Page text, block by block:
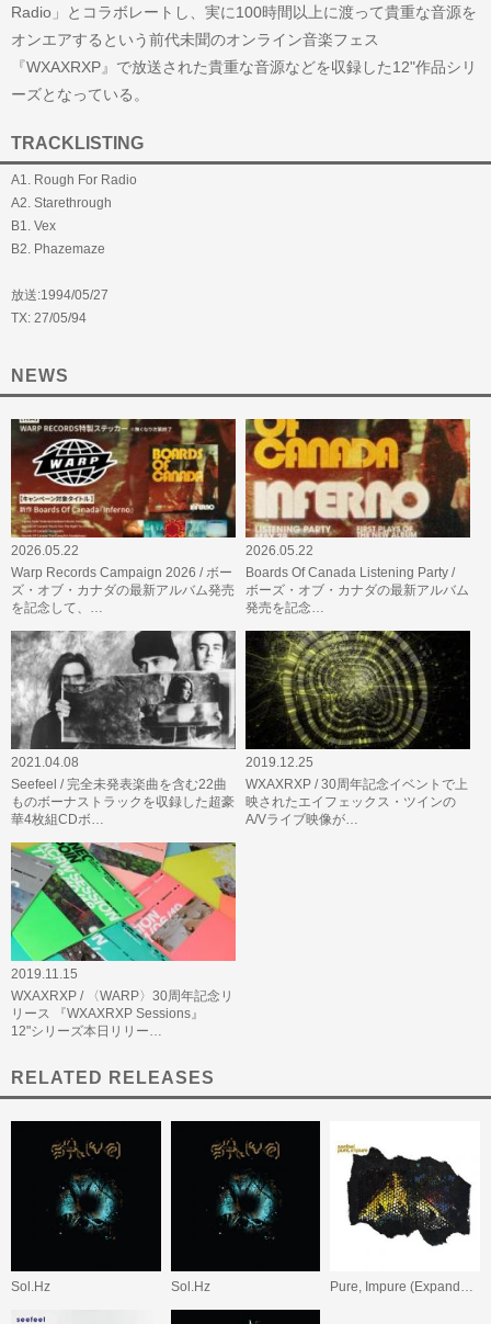
Radio」とコラボレートし、実に100時間以上に渡って貴重な音源を
オンエアするという前代未聞のオンライン音楽フェス
『WXAXRXP』で放送された貴重な音源などを収録した12"作品シリ
ーズとなっている。
TRACKLISTING
A1. Rough For Radio
A2. Starethrough
B1. Vex
B2. Phazemaze
放送:1994/05/27
TX: 27/05/94
NEWS
2026.05.22
Warp Records Campaign 2026 / ボー
ズ・オブ・カナダの最新アルバム発売
を記念して、…
2026.05.22
Boards Of Canada Listening Party /
ボーズ・オブ・カナダの最新アルバム
発売を記念…
2021.04.08
Seefeel / 完全未発表楽曲を含む22曲
ものボーナストラックを収録した超豪
華4枚組CDボ…
2019.12.25
WXAXRXP / 30周年記念イベントで上
映されたエイフェックス・ツインの
A/Vライブ映像が…
2019.11.15
WXAXRXP / 〈WARP〉30周年記念リ
リース 『WXAXRXP Sessions』
12"シリーズ本日リリー…
RELATED RELEASES
Sol.Hz Sol.Hz Pure, Impure (Expanded Edition)